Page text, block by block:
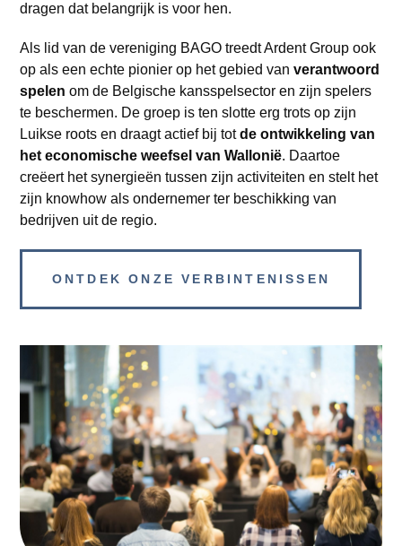
dragen dat belangrijk is voor hen.
Als lid van de vereniging BAGO treedt Ardent Group ook
op als een echte pionier op het gebied vanverantwoord
spelen om de Belgische kansspelsector en zijn spelers
te beschermen. De groep is ten slotte erg trots op zijn
Luikse roots en draagt actief bij totde ontwikkeling van
het economische weefsel van Wallonië. Daartoe
creëert het synergieën tussen zijn activiteiten en stelt het
zijn knowhow als ondernemer ter beschikking van
bedrijven uit de regio.
ONTDEK ONZE VERBINTENISSEN